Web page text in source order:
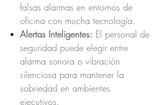
falsas alarmas en entornos de
oficina con mucha tecnología.
Alertas Inteligentes: El personal de
seguridad puede elegir entre
alarma sonora o vibración
silenciosa para mantener la
sobriedad en ambientes
ejecutivos.